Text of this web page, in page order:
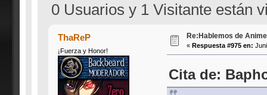
0 Usuarios y 1 Visitante están
ThaReP
¡Fuerza y Honor!
Re:Hablemos de
« Respuesta #975 en:
Cita de: